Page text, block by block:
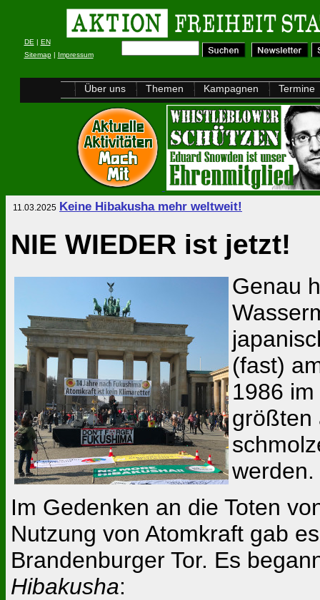
DE | EN
Sitemap| Impressum
Über uns Themen Kampagnen Termine
11.03.2025 Keine Hibakusha mehr weltweit!
NIE WIEDER ist jetzt!
Genau
(fast)
1986
größten
werden.
Im Gedenken an die Toten
Nutzung von Atomkraft gab
Brandenburger Tor. Es
Hibakusha: